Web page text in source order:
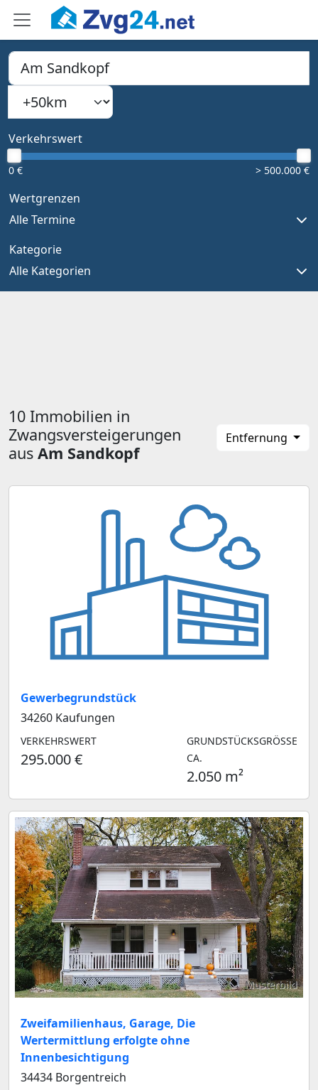
PLZ, Ort oder Bundesland
Type 1 or more characters for results.
Suchradius
Verkehrswert
0 € > 500.000 €
Wertgrenzen
Alle Termine
Kategorie
Alle Kategorien
10 Immobilien in
Zwangsversteigerungen
aus Am Sandkopf
Entfernung
Gewerbegrundstück
34260 Kaufungen
VERKEHRSWERT
295.000 €
GRUNDSTÜCKSGRÖSSE C
A.
2.050 m²
Musterbild
Zweifamilienhaus, Garage, Die
Wertermittlung erfolgte ohne
Innenbesichtigung
34434 Borgentreich